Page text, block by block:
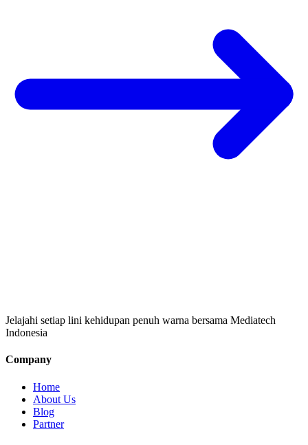
Jelajahi setiap lini kehidupan penuh warna bersama Mediatech
Indonesia
Company
Home
About Us
Blog
Partner